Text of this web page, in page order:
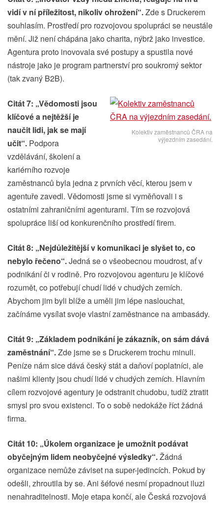
vidí v ní příležitost, nikoliv ohrožení“.Zde s Druckerem
souhlasím. Prostředí pro rozvojovou spolupráci se neustále
mění. Již není chápána jako charita, nýbrž jako investice.
Agentura proto inovovala své postupy a spustila nové
nástroje jako je program partnerství pro soukromý sektor
(tak zvaný B2B).
Kolektiv zaměstnanců ČRA na
výjezdním zasedání.
Citát 7: „Vědomosti jsou
klíčové a nejtěžší je
naučit lidi, jak se mají
učit“. Podpora
vzdělávání, školení a
kariérního rozvoje
zaměstnanců byla jedna z prvních věcí, kterou jsem v
agentuře zavedl. Vědomosti jsme si vyměňovali i s
ostatními zahraničními agenturami. Tím se rozvojová
spolupráce liší od konkurenčního prostředí firem.
Citát 8: „Nejdůležitější v komunikaci je slyšet to, co
nebylo řečeno“.Jedná se o všeobecnou moudrost, ať v
podnikání či v rodině. Pro rozvojovou agenturu je klíčové
rozumět, co potřebují chudí lidé v chudých zemích.
Abychom jim byli blíže a uměli jim lépe naslouchat,
začínáme vysílat svoje vlastní zaměstnance na ambasády.
Citát 9: „Základem podnikání je zákazník, on sám dává
zaměstnání“.Zde jsme se s Druckerem trochu minuli.
Peníze nám sice dává český stát a daňoví poplatníci, ale
našimi klienty jsou chudí lidé v chudých zemích. Hlavním
cílem rozvojové agentury je odstranit chudobu, tudíž ztratit
smysl pro svou existenci. To o sobě nedokáže říct žádná
firma.
Citát 10: „Úkolem organizace je umožnit podávat
obyčejným lidem neobyčejné výsledky“.Žádná
organizace nemůže záviset na super-jedincích. Pokud by
odešli, zhroutila by se. Ani šéfové nesmí propadnout iluzi
nenahraditelnosti. Moje etapa končí, ale Česká rozvojová